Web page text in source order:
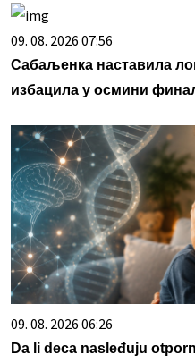
09. 08. 2026 07:56
Сабаљенка наставила
избацила у осмини
09. 08. 2026 06:26
Da li deca nasleđuju